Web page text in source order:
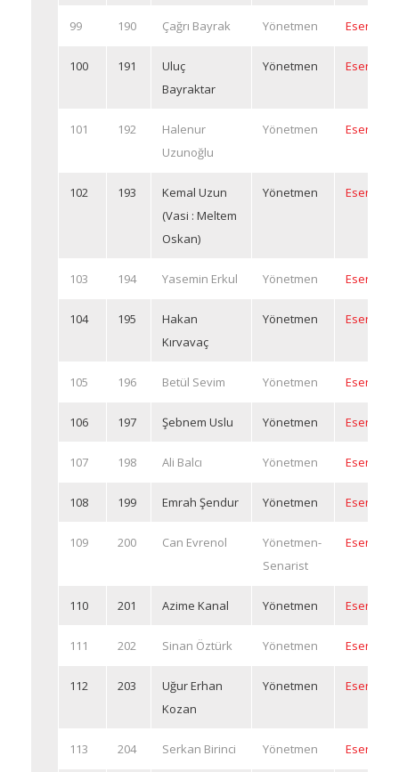
99 190 Çağrı Bayrak Yönetmen Eserleri
100 191
Uluç
Bayraktar
Yönetmen Eserleri
101 192
Halenur
Uzunoğlu
Yönetmen Eserleri
102 193
Kemal Uzun
(Vasi : Meltem
Oskan)
Yönetmen Eserleri
103 194 Yasemin Erkul Yönetmen Eserleri
104 195
Hakan
Kırvavaç
Yönetmen Eserleri
105 196 Betül Sevim Yönetmen Eserleri
106 197 Şebnem Uslu Yönetmen Eserleri
107 198 Ali Balcı Yönetmen Eserleri
108 199 Emrah Şendur Yönetmen Eserleri
109 200 Can Evrenol
Yönetmen-
Senarist
Eserleri
110 201 Azime Kanal Yönetmen Eserleri
111 202 Sinan Öztürk Yönetmen Eserleri
112 203
Uğur Erhan
Kozan
Yönetmen Eserleri
113 204 Serkan Birinci Yönetmen Eserleri